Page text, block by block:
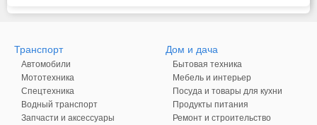
Транспорт
Автомобили
Мототехника
Спецтехника
Водный транспорт
Запчасти и аксессуары
Дом и дача
Бытовая техника
Мебель и интерьер
Посуда и товары для кухни
Продукты питания
Ремонт и строительство